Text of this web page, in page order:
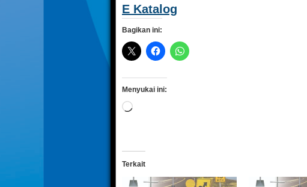
E Katalog
Bagikan ini:
Menyukai ini:
Memuat...
Terkait